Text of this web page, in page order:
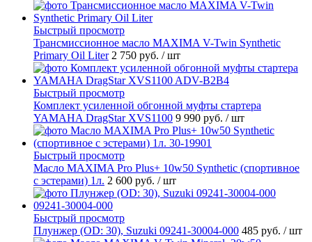
Быстрый просмотр
Трансмиссионное масло MAXIMA V-Twin Synthetic
Primary Oil Liter 2 750 руб. / шт
Быстрый просмотр
Комплект усиленной обгонной муфты стартера
YAMAHA DragStar XVS1100 9 990 руб. / шт
Быстрый просмотр
Масло MAXIMA Pro Plus+ 10w50 Synthetic (спортивное
с эстерами) 1л. 2 600 руб. / шт
Быстрый просмотр
Плунжер (OD: 30), Suzuki 09241-30004-000 485 руб. / шт